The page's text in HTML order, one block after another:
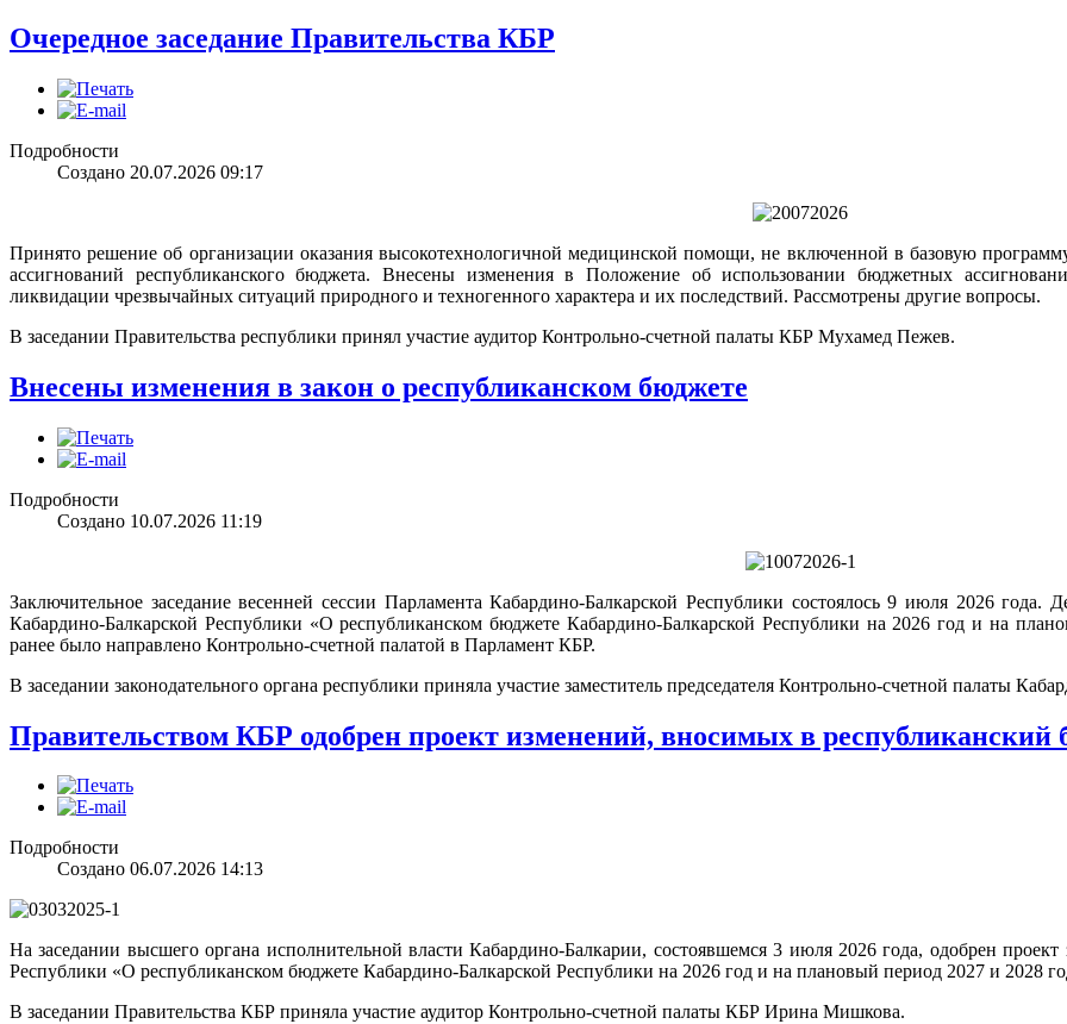
Очередное заседание Правительства КБР
Подробности
Создано 20.07.2026 09:17
Принято решение об организации оказания высокотехнологичной медицинской помощи, не включенной в базовую
ассигнований республиканского бюджета. Внесены изменения в Положение об использовании бюджетных
ликвидации чрезвычайных ситуаций природного и техногенного характера и их последствий. Рассмотрены другие вопросы.
В заседании Правительства республики принял участие аудитор Контрольно-счетной палаты КБР Мухамед Пежев.
Внесены изменения в закон о республиканском бюджете
Подробности
Создано 10.07.2026 11:19
Заключительное заседание весенней сессии Парламента Кабардино-Балкарской Республики состоялось 9 июля 2026
Кабардино-Балкарской Республики «О республиканском бюджете Кабардино-Балкарской Республики на 2026 год и на
ранее было направлено Контрольно-счетной палатой в Парламент КБР.
В заседании законодательного органа республики приняла участие заместитель председателя Контрольно-счетной палаты
Правительством КБР одобрен проект изменений, вносимых в республиканский
Подробности
Создано 06.07.2026 14:13
На заседании высшего органа исполнительной власти Кабардино-Балкарии, состоявшемся 3 июля 2026 года, одобрен
Республики «О республиканском бюджете Кабардино-Балкарской Республики на 2026 год и на плановый период 2027 и 2028
В заседании Правительства КБР приняла участие аудитор Контрольно-счетной палаты КБР Ирина Мишкова.